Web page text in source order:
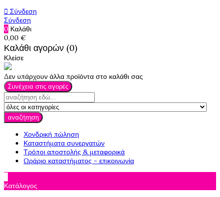
 Σύνδεση
Σύνδεση
0 Καλάθι
0,00 €
Καλάθι αγορών (0)
Κλείσε
Δεν υπάρχουν άλλα προϊόντα στο καλάθι σας
Συνέχεια στις αγορές
αναζήτηση
Χονδρική πώληση
Καταστήματα συνεργατών
Τρόποι αποστολής & μεταφορικά
Ωράριο καταστήματος - επικοινωνία
Κατάλογος